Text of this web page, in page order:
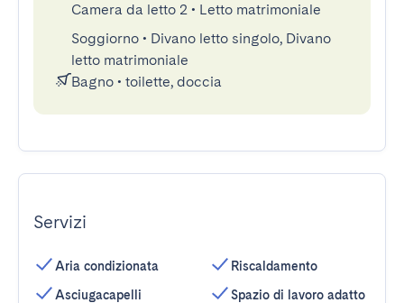
Camera da letto 2 • Letto matrimoniale
Soggiorno • Divano letto singolo, Divano
letto matrimoniale
Bagno • toilette, doccia
Servizi
Aria condizionata
Asciugacapelli
Riscaldamento
Spazio di lavoro adatto